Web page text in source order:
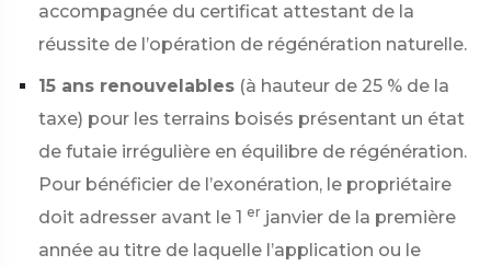
accompagnée du certificat attestant de la
réussite de l’opération de régénération naturelle.
15 ans renouvelables (à hauteur de 25 % de la
taxe) pour les terrains boisés présentant un état
de futaie irrégulière en équilibre de régénération.
Pour bénéficier de l’exonération, le propriétaire
doit adresser avant le 1 er janvier de la première
année au titre de laquelle l’application ou le